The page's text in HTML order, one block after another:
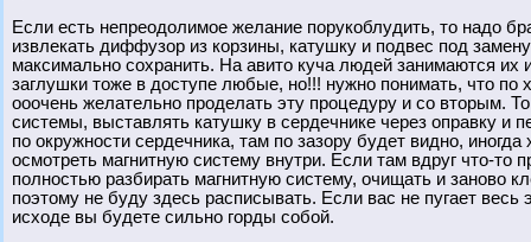
Если есть непреодолимое желание порукоблудить, то надо
извлекать диффузор из корзины, катушку и подвес под
максимально сохранить. На авито куча людей занимаются
заглушки тоже в доступе любые, но!!! нужно понимать, что по
ооочень желательно проделать эту процедуру и со вторым.
системы, выставлять катушку в сердечнике через оправку и
по окружности сердечника, там по зазору будет видно,
осмотреть магнитную систему внутри. Если там вдруг что-то
полностью разбирать магнитную систему, очищать и заново
поэтому не буду здесь расписывать. Если вас не пугает
исходе вы будете сильно горды собой.